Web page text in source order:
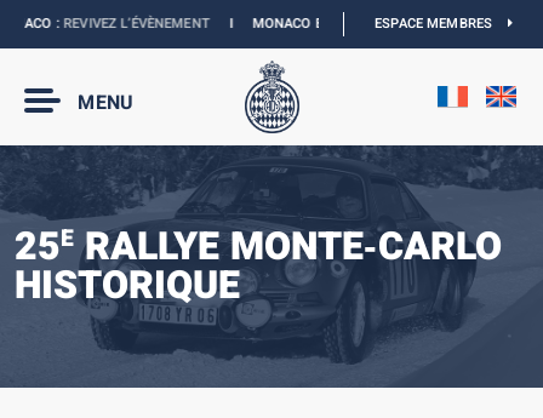
:REVIVEZ L’ÉVÈNEMENTI MONACO E-PRIX 2027 :NOUVELLES DATES I
ESPACE MEMBRES
MENU
25ERALLYE MONTE‑CARLO
HISTORIQUE